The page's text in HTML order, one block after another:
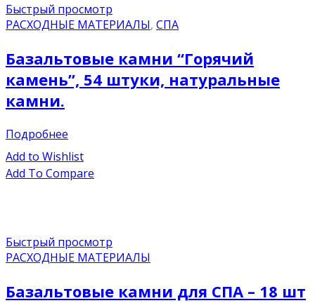
Быстрый просмотр
РАСХОДНЫЕ МАТЕРИАЛЫ, СПА
Базальтовые камни “Горячий
камень”, 54 штуки, натуральные
камни.
Подробнее
Add to Wishlist
Add To Compare
Быстрый просмотр
РАСХОДНЫЕ МАТЕРИАЛЫ
Базальтовые камни для СПА – 18 шт